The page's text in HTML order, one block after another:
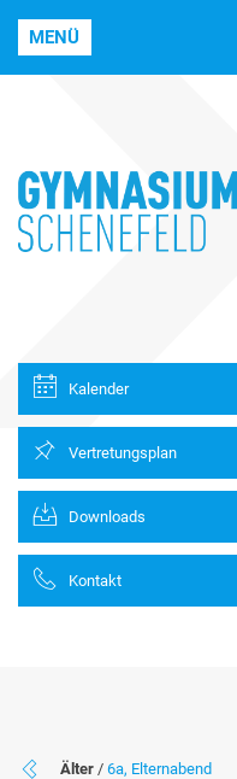
MENÜ
Kalender
Vertretungsplan
Downloads
Kontakt
Älter / 6a, Elternabend